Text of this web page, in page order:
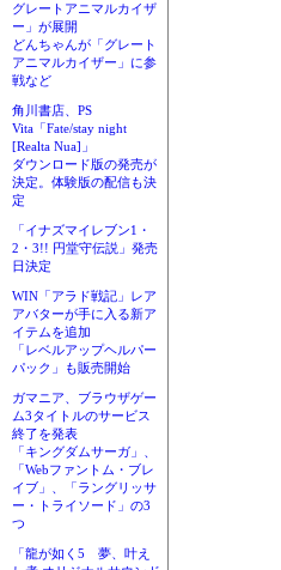
グレートアニマルカイザ
ー」が展開
どんちゃんが「グレート
アニマルカイザー」に参
戦など
角川書店、PS
Vita「Fate/stay night
[Realta Nua]」
ダウンロード版の発売が
決定。体験版の配信も決
定
「イナズマイレブン1・
2・3!! 円堂守伝説」発売
日決定
WIN「アラド戦記」レア
アバターが手に入る新ア
イテムを追加
「レベルアップヘルパー
パック」も販売開始
ガマニア、ブラウザゲー
ム3タイトルのサービス
終了を発表
「キングダムサーガ」、
「Webファントム・ブレ
イブ」、「ラングリッサ
ー・トライソード」の3
つ
「龍が如く5 夢、叶え